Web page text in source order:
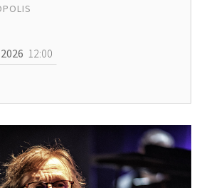
12:00